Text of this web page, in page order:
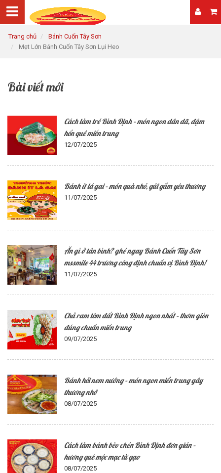
Trang chủ
Bánh Cuốn Tây Sơn
Mẹt Lớn Bánh Cuốn Tây Sơn Lụi Heo
Bài viết mới
Cách làm tré Bình Định – món ngon dân dã, đậm
hồn quê miền trung
12/07/2025
Bánh ít lá gai – món quà nhỏ, gửi gắm yêu thương
11/07/2025
Ăn gì ở tân bình? ghé ngay Bánh Cuốn Tây Sơn
mssmile 44 trương công định chuẩn vị Bình Định!
11/07/2025
Chả ram tôm đất Bình Định ngon nhất – thơm giòn
đúng chuẩn miền trung
09/07/2025
Bánh hỏi nem nướng – món ngon miền trung gây
thương nhớ
08/07/2025
Cách làm bánh bèo chén Bình Định đơn giản –
hương quê mộc mạc từ gạo
08/07/2025